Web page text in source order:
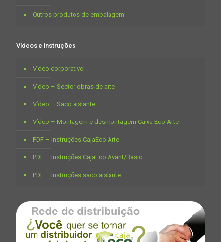
Outros produtos de embalagem
Vídeos e instruções
Vídeo corporativo
Vídeo – Sector obras de arte
Vídeo – Saco aislante
Vídeo – Montagem e desmontagem Caixa Eco Arte
PDF – Instruções CajaEco Arte
PDF – Instruções CajaEco Avant/Basic
PDF – Instruções saco aislante